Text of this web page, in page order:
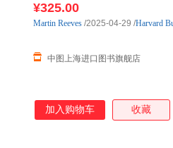
¥325.00
中图上海进口图书旗舰店
Martin Reeves /2025-04-29 /Harvard
加入购物车 收藏